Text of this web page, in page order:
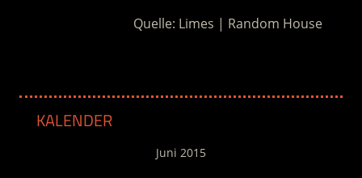
Quelle: Limes | Random House
KALENDER
Juni 2015